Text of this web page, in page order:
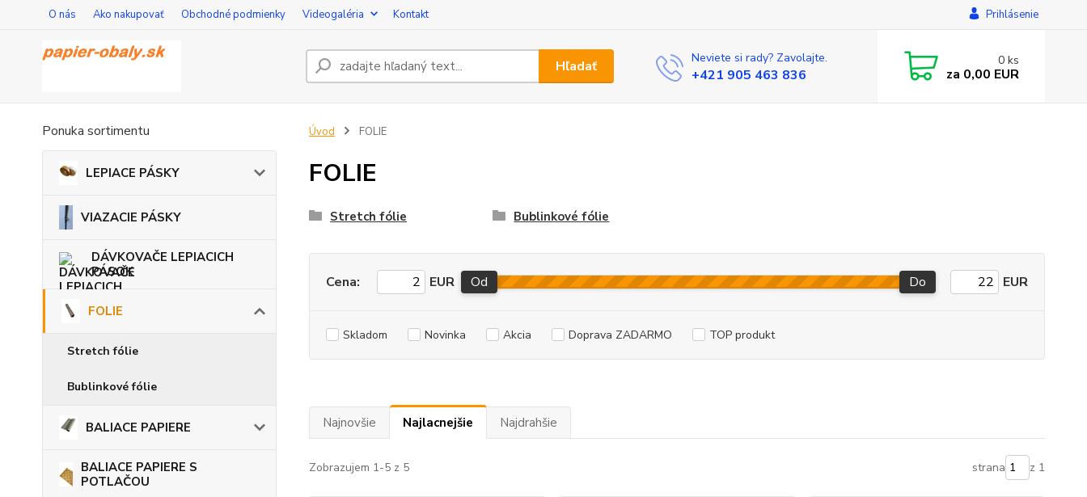
O nás Ako nakupovať Obchodné podmienky Videogaléria Kontakt Prihlásenie
Hľadať Neviete si rady? Zavolajte.
+421 905 463 836
0 ks
za 0,00 EUR
Ponuka sortimentu
LEPIACE PÁSKY
VIAZACIE PÁSKY
DÁVKOVAČE LEPIACICH
PÁSOK
FOLIE
Stretch fólie
Bublinkové fólie
BALIACE PAPIERE
BALIACE PAPIERE S
POTLAČOU
Úvod FOLIE
FOLIE
Stretch fólie Bublinkové fólie
Cena: EUR Od Do EUR
Skladom Novinka Akcia Doprava ZADARMO TOP produkt
Najnovšie Najlacnejšie Najdrahšie
Zobrazujem 1-5 z 5 strana z 1